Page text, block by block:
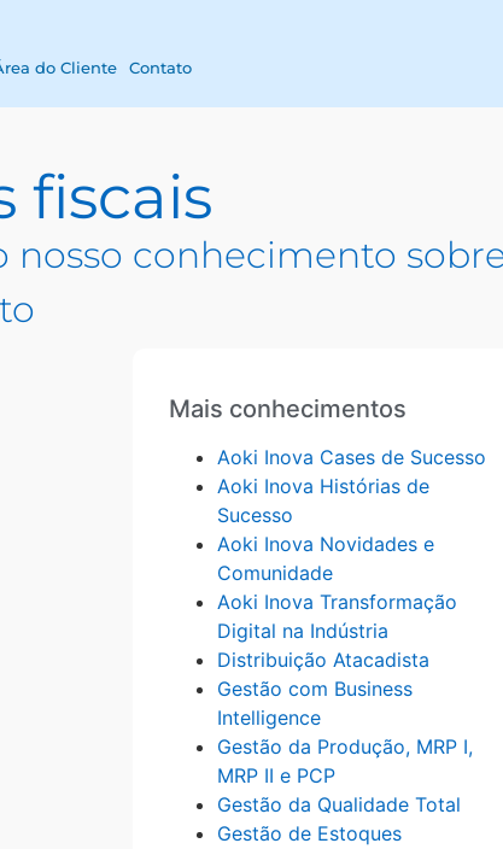
do Cliente Contato
fiscais
conhecimento
Mais conhecimentos
Aoki Inova Cases de Sucesso
Aoki Inova Histórias de
Sucesso
Aoki Inova Novidades e
Comunidade
Aoki Inova Transformação
Digital na Indústria
Distribuição Atacadista
Gestão com Business
Intelligence
Gestão da Produção, MRP I,
MRP II e PCP
Gestão da Qualidade Total
Gestão de Estoques